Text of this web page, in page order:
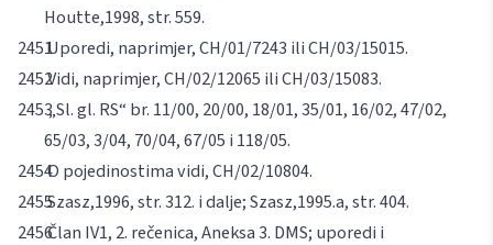
Houtte,1998, str. 559.
Uporedi, naprimjer, CH/01/7243 ili CH/03/15015.
Vidi, naprimjer, CH/02/12065 ili CH/03/15083.
„Sl. gl. RS“ br. 11/00, 20/00, 18/01, 35/01, 16/02, 47/02,
65/03, 3/04, 70/04, 67/05 i 118/05.
O pojedinostima vidi, CH/02/10804.
Szasz,1996, str. 312. i dalje;Szasz,1995.a, str. 404.
Član IV1, 2. rečenica, Aneksa 3. DMS; uporedi i